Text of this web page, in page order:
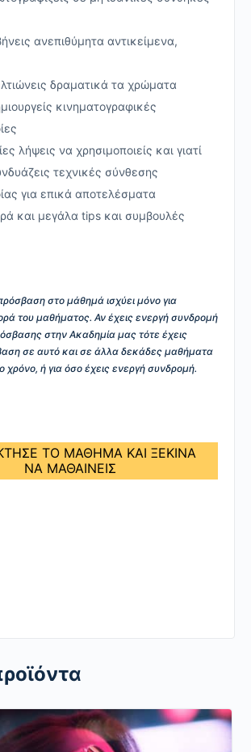
ανεπιθύμητα αντικείμενα,
δραματικά τα χρώματα
κινηματογραφικές
λήψεις να χρησιμοποιείς και γιατί
τεχνικές σύνθεσης
για επικά αποτελέσματα
και μεγάλα tips και συμβουλές
στο μάθημά ισχύει μόνο για
του μαθήματος. Αν έχεις ενεργή συνδρομή
στην Ακαδημία μας τότε έχεις
σε αυτό και σε άλλα δεκάδες μαθήματα
χρόνο, ή για όσο έχεις ενεργή συνδρομή.
ΤΟ ΜΑΘΗΜΑ ΚΑΙ ΞΕΚΙΝΑ
ΝΑ ΜΑΘΑΙΝΕΙΣ